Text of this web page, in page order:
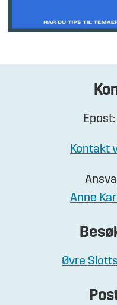
Epost:
Kontakt
Anne
Øvre